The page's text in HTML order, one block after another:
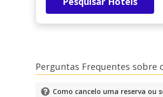
Perguntas Frequentes sobre
Como cancelo uma reserva ou